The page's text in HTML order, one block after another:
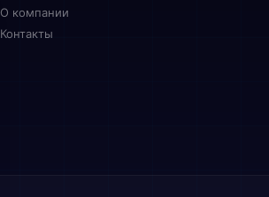
О компании
Контакты